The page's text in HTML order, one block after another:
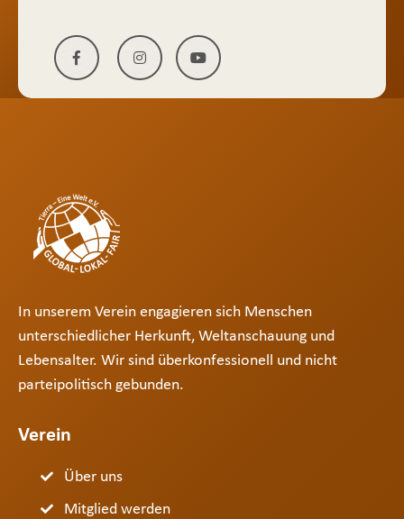
In unserem Verein engagieren sich Menschen
unterschiedlicher Herkunft, Weltanschauung und
Lebensalter. Wir sind überkonfessionell und nicht
parteipolitisch gebunden.
Verein
Über uns
Mitglied werden